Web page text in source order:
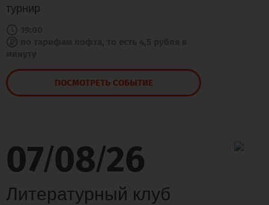
турнир
ПОСМОТРЕТЬ СОБЫТИЕ
07/08/26
Литературный клуб